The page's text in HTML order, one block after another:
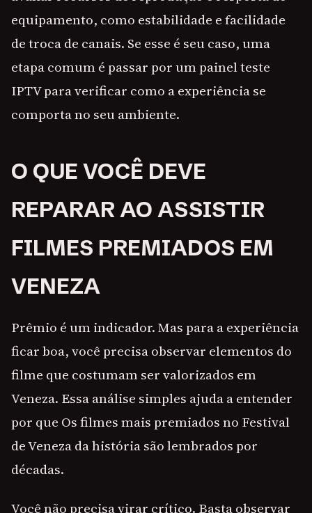
equipamento, como estabilidade e facilidade
de troca de canais. Se esse é seu caso, uma
etapa comum é passar por um painel teste
IPTV para verificar como a experiência se
comporta no seu ambiente.
O QUE VOCÊ DEVE
REPARAR AO ASSISTIR
FILMES PREMIADOS EM
VENEZA
Prêmio é um indicador. Mas para a experiência
ficar boa, você precisa observar elementos do
filme que costumam ser valorizados em
Veneza. Essa análise simples ajuda a entender
por que Os filmes mais premiados no Festival
de Veneza da história são lembrados por
décadas.
Você não precisa virar crítico. Basta observar